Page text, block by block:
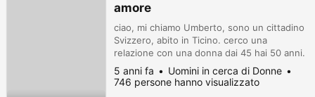
amore
ciao, mi chiamo Umberto, sono un cittadino
Svizzero, abito in Ticino. cerco una
relazione con una donna dai 45 hai 50 anni.
sono un uomo serio, fedele, sportivo. se
sei interessata puoi rispondermi ho tel. a
wappst saluti
5 anni fa
Uomini in cerca di Donne
746 persone hanno visualizzato